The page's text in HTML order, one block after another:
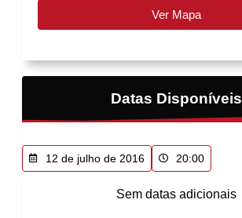
Ver Mapa
Datas Disponíveis
12 de julho de 2016 20:00
Sem datas adicionais